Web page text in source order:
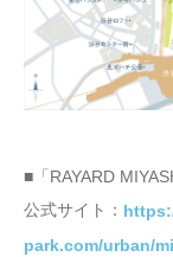
■「RAYARD
公式サイト：
park.com/urban/